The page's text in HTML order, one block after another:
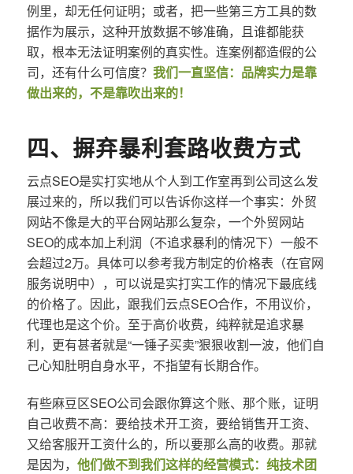
例里，却无任何证明；或者，把一些第三方工具的数
据作为展示，这种开放数据不够准确，且谁都能获
取，根本无法证明案例的真实性。连案例都造假的公
司，还有什么可信度？ 我们一直坚信：品牌实力是靠
做出来的，不是靠吹出来的！
四、摒弃暴利套路收费方式
云点SEO是实打实地从个人到工作室再到公司这么发
展过来的，所以我们可以告诉你这样一个事实：外贸
网站不像是大的平台网站那么复杂，一个外贸网站
SEO的成本加上利润（不追求暴利的情况下）一般不
会超过2万。具体可以参考我方制定的价格表（在官网
服务说明中），可以说是实打实工作的情况下最底线
的价格了。因此，跟我们云点SEO合作，不用议价，
代理也是这个价。至于高价收费，纯粹就是追求暴
利，更有甚者就是“一锤子买卖”狠狠收割一波，他们自
己心知肚明自身水平，不指望有长期合作。
有些麻豆区SEO公司会跟你算这个账、那个账，证明
自己收费不高：要给技术开工资，要给销售开工资、
又给客服开工资什么的，所以要那么高的收费。那就
是因为， 他们做不到我们这样的经营模式：纯技术团